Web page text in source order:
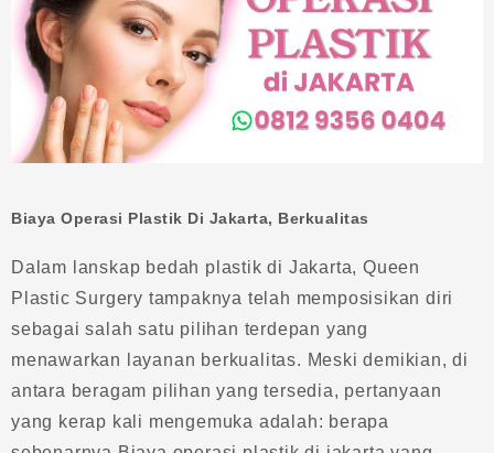
Biaya Operasi Plastik Di Jakarta, Berkualitas
Dalam lanskap bedah plastik di Jakarta, Queen
Plastic Surgery tampaknya telah memposisikan diri
sebagai salah satu pilihan terdepan yang
menawarkan layanan berkualitas. Meski demikian, di
antara beragam pilihan yang tersedia, pertanyaan
yang kerap kali mengemuka adalah: berapa